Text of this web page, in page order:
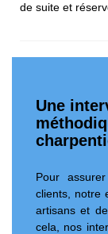
de suite et
Une
Pour
clients, notre
artisans et
cela, nos